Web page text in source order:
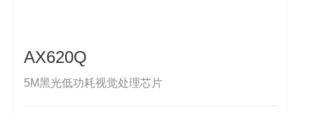
AX620Q
5M黑光低功耗视觉处理芯片